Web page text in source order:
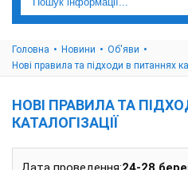
Головна Новини
Об'яви
Нові правила та підходи в питаннях
НОВІ ПРАВИЛА ТА
КАТАЛОГІЗАЦІЇ